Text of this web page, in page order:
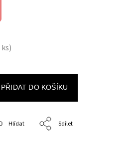
PŘIDAT DO KOŠÍKU
Hlídat Sdílet